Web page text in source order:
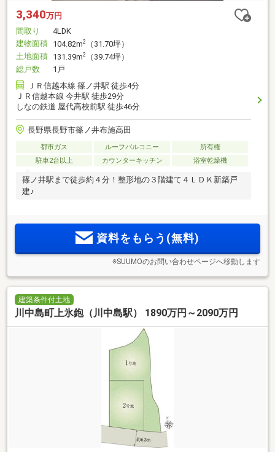
3,340万円
間取り
4LDK
建物面積 104.82m2
（31.70坪）
土地面積 131.39m2
（39.74坪）
総戸数
1戸
ＪＲ信越本線 篠ノ井駅 徒歩4分
ＪＲ信越本線 今井駅 徒歩29分
しなの鉄道 屋代高校前駅 徒歩46分
長野県長野市篠ノ井布施高田
都市ガス ルーフバルコニー
所有権
駐車2台以上
カウンターキッチン 浴室乾燥機
篠ノ井駅まで徒歩約４分！整形地の３階建て４ＬＤＫ新築戸
建♪
資料をもらう(無料)
※SUUMOのお問い合わせページへ移動します
建築条件付土地
川中島町上氷鉋（川中島駅） 1890万円～2090万円